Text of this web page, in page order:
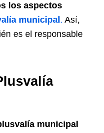
los aspectos
municipal . Así,
es el responsable
municipal